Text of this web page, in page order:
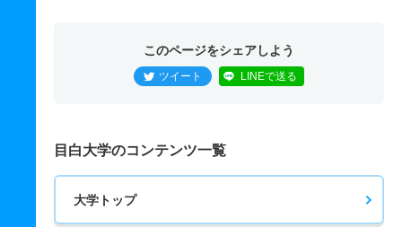
このページをシェアしよう
ツイート LINEで送る
目白大学のコンテンツ一覧
大学トップ